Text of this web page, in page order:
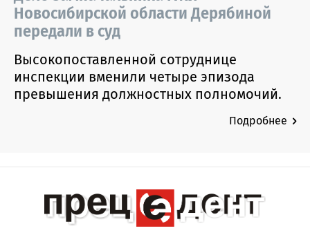
Новосибирской области Дерябиной
передали в суд
Высокопоставленной сотруднице
инспекции вменили четыре эпизода
превышения должностных полномочий.
Подробнее